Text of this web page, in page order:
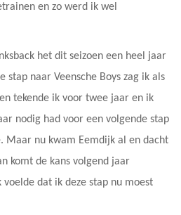
en zo werd ik wel
het dit seizoen een heel jaar
stap naar Veensche Boys zag ik als
tekende ik voor twee jaar en ik
nodig had voor een volgende stap
Maar nu kwam Eemdijk al en dacht
komt de kans volgend jaar
dat ik deze stap nu moest